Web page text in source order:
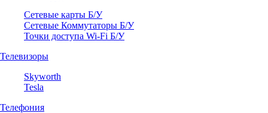
Сетевые карты Б/У
Сетевые Коммутаторы Б/У
Точки доступа Wi-Fi Б/У
Телевизоры
Skyworth
Tesla
Телефония